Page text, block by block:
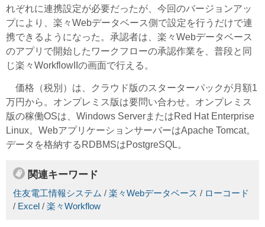
れぞれに連携設定が必要だったが、今回のバージョンアッ
プにより、楽々Webデータベース側で設定を行うだけで連
携できるようになった。承認者は、楽々Webデータベース
のアプリで開始したワークフローの承認作業を、普段と同
じ楽々WorkflowIIの画面で行える。
価格（税別）は、クラウド版のスターターパックが月額1
万円から。オンプレミス版は要問い合わせ。オンプレミス
版の稼働OSは、Windows ServerまたはRed Hat Enterprise
Linux。WebアプリケーションサーバーはApache Tomcat。
データを格納するRDBMSはPostgreSQL。
関連キーワード
住友電工情報システム / 楽々Webデータベース / ローコード
/ Excel / 楽々Workflow